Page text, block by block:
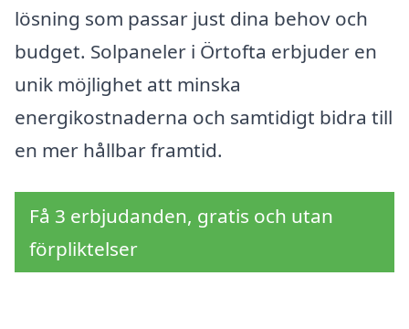
lösning som passar just dina behov och
budget. Solpaneler i Örtofta erbjuder en
unik möjlighet att minska
energikostnaderna och samtidigt bidra till
en mer hållbar framtid.
Få 3 erbjudanden, gratis och utan
förpliktelser